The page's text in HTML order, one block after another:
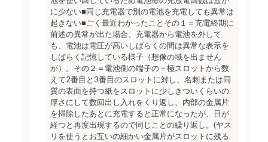
に少ない■同じ充電器で別の電池を充電しても異常は
起きない■ごく最近わかったことその１＝充電終期に
前述の異常が出た場合、充電器から電池を外して
も、電池は電圧が高いしばらくの間は異常な表示を
しばらく記憶している様子（想像の域を出ません
が）。その２＝電池側の端子の＋極スロットから数
えて2番目と3番目のスロットに対し、名刺または同
質の表面を持つ紙をスロットに少しきついくらいの
厚さにして数回出し入れをくり返し、内部の金属片
を掃除したあとに充電すると正常になったが、日が
経つと再度出現するので同じことの繰り返し。(ヤス
リを使うとお互いの細かい金属片がスロットに残る